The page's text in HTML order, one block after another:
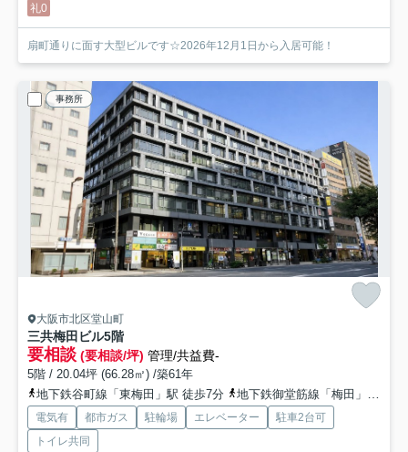
礼0
扇町通りに面す大型ビルです☆2026年12月1日から入居可能！
事務所
大阪市北区堂山町
三共梅田ビル5階
要相談 (要相談/坪) 管理/共益費-
5階 / 20.04坪 (66.28㎡) /築61年
地下鉄谷町線「東梅田」駅 徒歩7分
地下鉄御堂筋線「梅田」駅 徒歩9分
電気有 都市ガス 駐輪場 エレベーター
駐車2台可
トイレ共同